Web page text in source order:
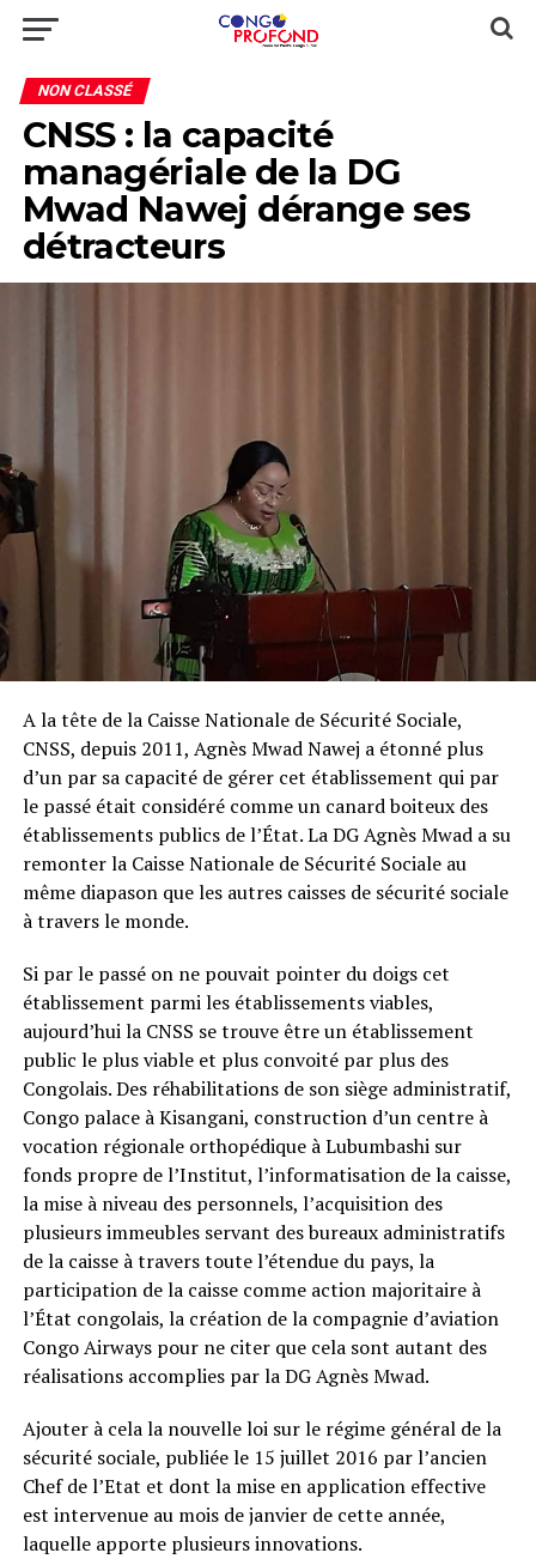
NON CLASSÉ
CNSS : la capacité
managériale de la DG
Mwad Nawej dérange ses
détracteurs
A la tête de la Caisse Nationale de Sécurité Sociale,
CNSS, depuis 2011, Agnès Mwad Nawej a étonné plus
d’un par sa capacité de gérer cet établissement qui par
le passé était considéré comme un canard boiteux des
établissements publics de l’État. La DG Agnès Mwad a su
remonter la Caisse Nationale de Sécurité Sociale au
même diapason que les autres caisses de sécurité sociale
à travers le monde.
Si par le passé on ne pouvait pointer du doigs cet
établissement parmi les établissements viables,
aujourd’hui la CNSS se trouve être un établissement
public le plus viable et plus convoité par plus des
Congolais. Des réhabilitations de son siège administratif,
Congo palace à Kisangani, construction d’un centre à
vocation régionale orthopédique à Lubumbashi sur
fonds propre de l’Institut, l’informatisation de la caisse,
la mise à niveau des personnels, l’acquisition des
plusieurs immeubles servant des bureaux administratifs
de la caisse à travers toute l’étendue du pays, la
participation de la caisse comme action majoritaire à
l’État congolais, la création de la compagnie d’aviation
Congo Airways pour ne citer que cela sont autant des
réalisations accomplies par la DG Agnès Mwad.
Ajouter à cela la nouvelle loi sur le régime général de la
sécurité sociale, publiée le 15 juillet 2016 par l’ancien
Chef de l’Etat et dont la mise en application effective
est intervenue au mois de janvier de cette année,
laquelle apporte plusieurs innovations.